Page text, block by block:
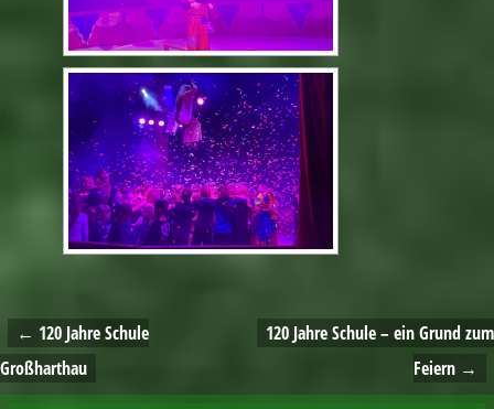
Artikelnavigation
← 120 Jahre Schule
Großharthau
120 Jahre Schule – ein Grund zum
Feiern →